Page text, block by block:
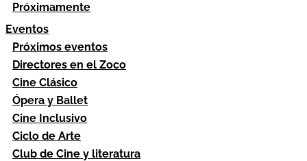
Próximamente
Eventos
Próximos eventos
Directores en el Zoco
Cine Clásico
Ópera y Ballet
Cine Inclusivo
Ciclo de Arte
Club de Cine y literatura